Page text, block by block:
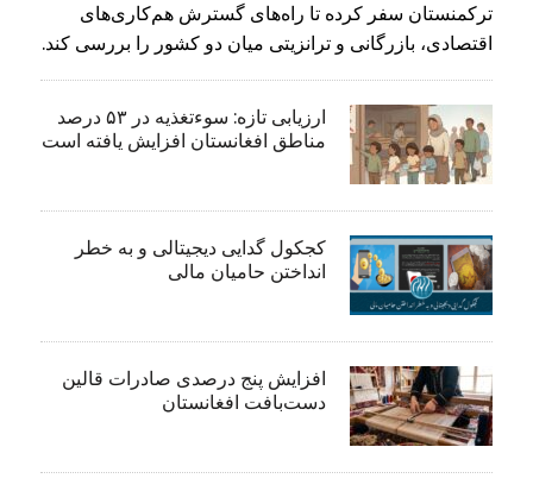
ترکمنستان سفر کرده تا راه‌های گسترش هم‌کاری‌های
اقتصادی، بازرگانی و ترانزیتی میان دو کشور را بررسی کند.
ارزیابی تازه: سوءتغذیه در ۵۳ درصد
مناطق افغانستان افزایش یافته است
کجکول گدایی دیجیتالی و به خطر
انداختن حامیان مالی
افزایش پنج درصدی صادرات قالین
دست‌بافت افغانستان